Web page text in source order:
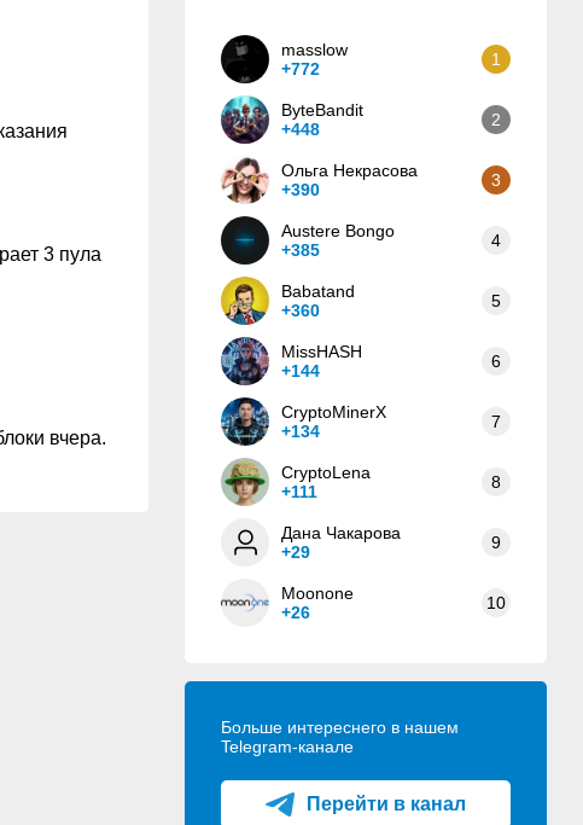
3 пула
вчера.
masslow
+772
1
ByteBandit
+448
2
Ольга Некрасова
+390
3
Austere Bongo
+385
4
Babatand
+360
5
MissHASH
+144
6
CryptoMinerX
+134
7
CryptoLena
+111
8
Дана Чакарова
+29
9
Moonone
+26
10
Больше интереснего в нашем
Telegram-канале
Перейти в канал